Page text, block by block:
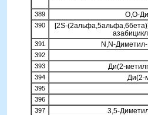
389 O,O-
390
[2S-
391 N,N-
392
393
Ди(2-
394 Ди(2-
395
396
397
3,5-